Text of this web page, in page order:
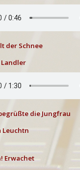
der Schnee
die Jungfrau
Leuchtn
Erwachet